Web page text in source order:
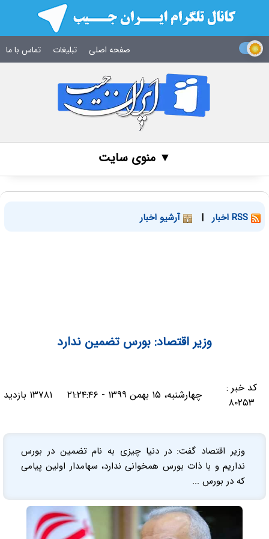
صفحه اصلی تبلیغات تماس با ما
▼ منوی سایت
| آرشیو اخبار
وزیر اقتصاد: بورس تضمین ندارد
کد خبر :
۸۰۲۵۳
چهارشنبه، ۱۵ بهمن ۱۳۹۹ - ۲۱:۲۴:۴۶ ۱۳۷۸۱ بازدید
وزیر اقتصاد گفت: در دنیا چیزی به نام تضمین در بورس
نداریم و با ذات بورس همخوانی ندارد، سهامدار اولین پیامی
که در بورس ...